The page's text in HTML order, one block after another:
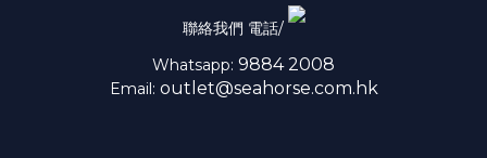
聯絡我們 電話/
Whatsapp: 9884 2008
Email: outlet@seahorse.com.hk